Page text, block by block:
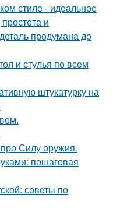
стиле - идеальное
и
продумана до
и стулья по всем
штукатурку на
Силу оружия.
пошаговая
советы по